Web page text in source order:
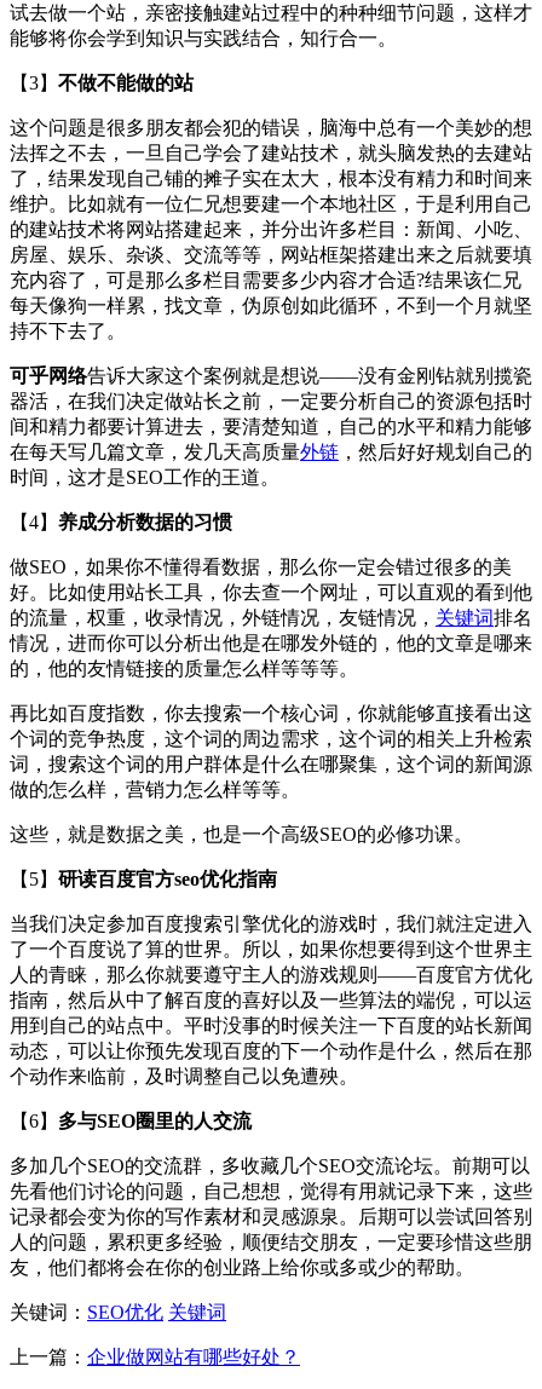
试去做一个站，亲密接触建站过程中的种种细节问题，这样才
能够将你会学到知识与实践结合，知行合一。
【3】 不做不能做的站
这个问题是很多朋友都会犯的错误，脑海中总有一个美妙的想
法挥之不去，一旦自己学会了建站技术，就头脑发热的去建站
了，结果发现自己铺的摊子实在太大，根本没有精力和时间来
维护。比如就有一位仁兄想要建一个本地社区，于是利用自己
的建站技术将网站搭建起来，并分出许多栏目：新闻、小吃、
房屋、娱乐、杂谈、交流等等，网站框架搭建出来之后就要填
充内容了，可是那么多栏目需要多少内容才合适?结果该仁兄
每天像狗一样累，找文章，伪原创如此循环，不到一个月就坚
持不下去了。
可乎网络告诉大家这个案例就是想说——没有金刚钻就别揽瓷
器活，在我们决定做站长之前，一定要分析自己的资源包括时
间和精力都要计算进去，要清楚知道，自己的水平和精力能够
在每天写几篇文章，发几天高质量外链 ，然后好好规划自己的
时间，这才是SEO工作的王道。
【4】 养成分析数据的习惯
做SEO，如果你不懂得看数据，那么你一定会错过很多的美
好。比如使用站长工具，你去查一个网址，可以直观的看到他
的流量，权重，收录情况，外链情况，友链情况， 关键词排名
情况，进而你可以分析出他是在哪发外链的，他的文章是哪来
的，他的友情链接的质量怎么样等等等。
再比如百度指数，你去搜索一个核心词，你就能够直接看出这
个词的竞争热度，这个词的周边需求，这个词的相关上升检索
词，搜索这个词的用户群体是什么在哪聚集，这个词的新闻源
做的怎么样，营销力怎么样等等。
这些，就是数据之美，也是一个高级SEO的必修功课。
【5】 研读百度官方seo优化指南
当我们决定参加百度搜索引擎优化的游戏时，我们就注定进入
了一个百度说了算的世界。所以，如果你想要得到这个世界主
人的青睐，那么你就要遵守主人的游戏规则——百度官方优化
指南，然后从中了解百度的喜好以及一些算法的端倪，可以运
用到自己的站点中。平时没事的时候关注一下百度的站长新闻
动态，可以让你预先发现百度的下一个动作是什么，然后在那
个动作来临前，及时调整自己以免遭殃。
【6】 多与SEO圈里的人交流
多加几个SEO的交流群，多收藏几个SEO交流论坛。前期可以
先看他们讨论的问题，自己想想，觉得有用就记录下来，这些
记录都会变为你的写作素材和灵感源泉。后期可以尝试回答别
人的问题，累积更多经验，顺便结交朋友，一定要珍惜这些朋
友，他们都将会在你的创业路上给你或多或少的帮助。
关键词： SEO优化 关键词
上一篇： 企业做网站有哪些好处？